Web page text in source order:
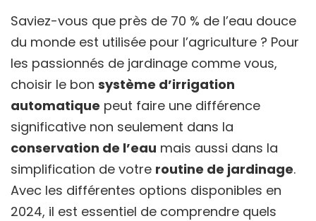
Saviez-vous que près de 70 % de l’eau douce
du monde est utilisée pour l’agriculture ? Pour
les passionnés de jardinage comme vous,
choisir le bon système d’irrigation
automatique peut faire une différence
significative non seulement dans la
conservation de l’eau mais aussi dans la
simplification de votre routine de jardinage.
Avec les différentes options disponibles en
2024, il est essentiel de comprendre quels